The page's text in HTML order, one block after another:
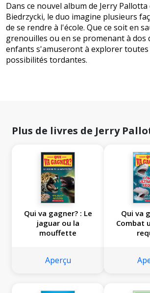
Dans ce nouvel album de Jerry Pallotta
Biedrzycki, le duo imagine plusieurs
de se rendre à l'école. Que ce soit en
grenouilles ou en se promenant à dos
enfants s'amuseront à explorer toutes
possibilités tordantes.
Plus de livres de Jerry
Qui va gagner? : Le
jaguar ou la
mouffette
Aperçu
Qui va
Combat